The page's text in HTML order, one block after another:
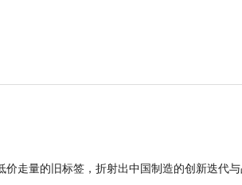
走量的旧标签，折射出中国制造的创新迭代